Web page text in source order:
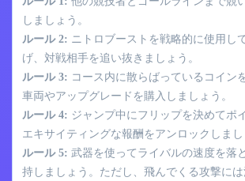
しましょう。
ルール 2: ニトロブーストを戦略的に使用し
げ、対戦相手を追い抜きましょう。
ルール 3: コース内に散らばっているコイン
車両やアップグレードを購入しましょう。
ルール 4: ジャンプ中にフリップを決めてポ
エキサイティングな報酬をアンロックしまし
ルール 5: 武器を使ってライバルの速度を落
持しましょう。ただし、飛んでくる攻撃に